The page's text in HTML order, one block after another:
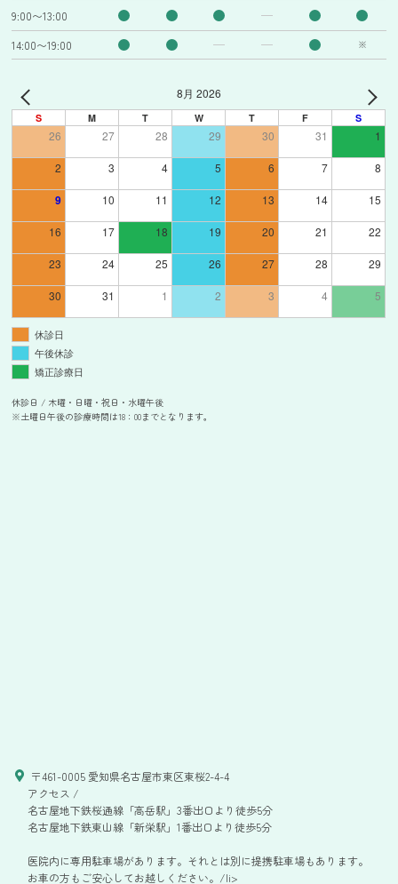
9:00〜13:00
14:00〜19:00
※
8月 2026
S M T W T F S
26 27 28 29 30 31 1
2 3 4 5 6 7 8
9 10 11 12 13 14 15
16 17 18 19 20 21 22
23 24 25 26 27 28 29
30 31 1 2 3 4 5
休診日
午後休診
矯正診療日
休診日 / 木曜・日曜・祝日・水曜午後
※土曜日午後の診療時間は18：00までとなります。
〒461-0005 愛知県名古屋市東区東桜2-4-4
アクセス /
名古屋地下鉄桜通線「高岳駅」3番出口より徒歩5分
名古屋地下鉄東山線「新栄駅」1番出口より徒歩5分
医院内に専用駐車場があります。それとは別に提携駐車場もあります。
お車の方もご安心してお越しください。/li>